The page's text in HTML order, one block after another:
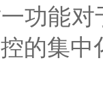
功能
的集中